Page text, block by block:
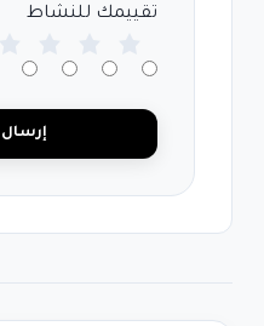
تقييمك للنشاط